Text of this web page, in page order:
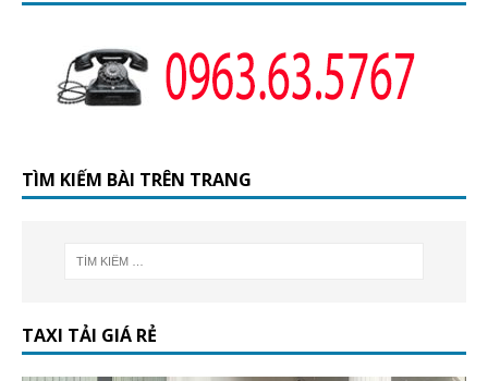
TÌM KIẾM BÀI TRÊN TRANG
TAXI TẢI GIÁ RẺ